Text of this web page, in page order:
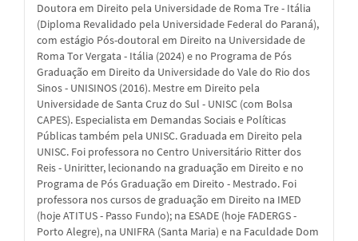
Doutora em Direito pela Universidade de Roma Tre - Itália
(Diploma Revalidado pela Universidade Federal do Paraná),
com estágio Pós-doutoral em Direito na Universidade de
Roma Tor Vergata - Itália (2024) e no Programa de Pós
Graduação em Direito da Universidade do Vale do Rio dos
Sinos - UNISINOS (2016). Mestre em Direito pela
Universidade de Santa Cruz do Sul - UNISC (com Bolsa
CAPES). Especialista em Demandas Sociais e Políticas
Públicas também pela UNISC. Graduada em Direito pela
UNISC. Foi professora no Centro Universitário Ritter dos
Reis - Uniritter, lecionando na graduação em Direito e no
Programa de Pós Graduação em Direito - Mestrado. Foi
professora nos cursos de graduação em Direito na IMED
(hoje ATITUS - Passo Fundo); na ESADE (hoje FADERGS -
Porto Alegre), na UNIFRA (Santa Maria) e na Faculdade Dom